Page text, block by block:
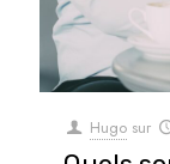
Hugo sur